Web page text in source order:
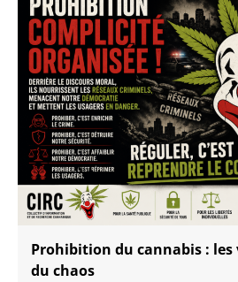
Prohibition du cannabis : les
du chaos